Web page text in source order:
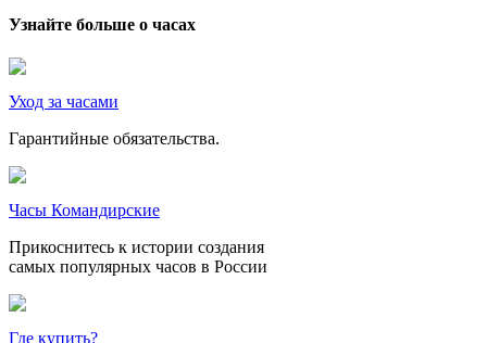
Узнайте больше о часах
Уход за часами
Гарантийные обязательства.
Часы Командирские
Прикоснитесь к истории создания
самых популярных часов в России
Где купить?